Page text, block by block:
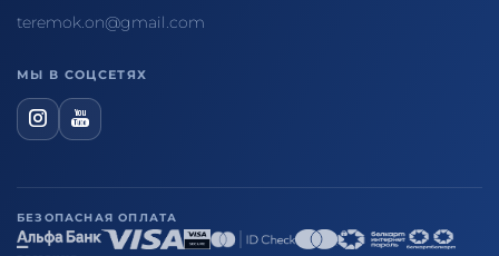
teremok.on@gmail.com
МЫ В СОЦСЕТЯХ
БЕЗОПАСНАЯ ОПЛАТА